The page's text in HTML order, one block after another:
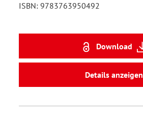
ISBN: 9783763950492
Download
Details anzeigen